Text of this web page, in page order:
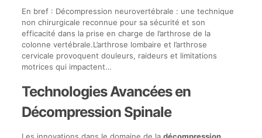
En bref : Décompression neurovertébrale : une technique
non chirurgicale reconnue pour sa sécurité et son
efficacité dans la prise en charge de l’arthrose de la
colonne vertébrale.L’arthrose lombaire et l’arthrose
cervicale provoquent douleurs, raideurs et limitations
motrices qui impactent…
Technologies Avancées en
Décompression Spinale